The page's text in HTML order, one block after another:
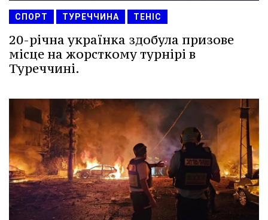
СПОРТ ТУРЕЧЧИНА ТЕНІС
20-річна українка здобула призове
місце на жорсткому турнірі в
Туреччині.